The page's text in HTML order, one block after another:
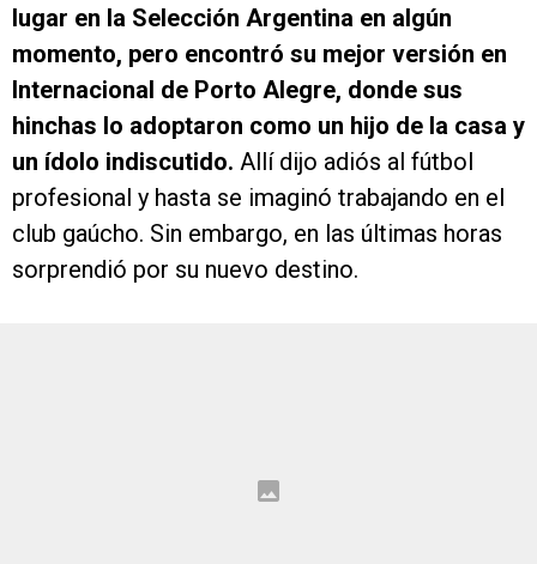
lugar en la Selección Argentina en algún
momento, pero encontró su mejor versión en
Internacional de Porto Alegre, donde sus
hinchas lo adoptaron como un hijo de la casa y
un ídolo indiscutido. Allí dijo adiós al fútbol
profesional y hasta se imaginó trabajando en el
club gaúcho. Sin embargo, en las últimas horas
sorprendió por su nuevo destino.